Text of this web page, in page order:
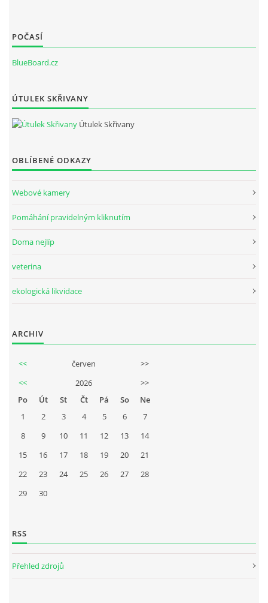
POČASÍ
BlueBoard.cz
ÚTULEK SKŘIVANY
Útulek Skřivany
OBLÍBENÉ ODKAZY
Webové kamery
Pomáhání pravidelným kliknutím
Doma nejlíp
veterina
ekologická likvidace
ARCHIV
<< červen
>>
<<
2026
>>
Po
Út St Čt Pá So
Ne
1
2 3 4 5 6
7
8
9 10 11 12 13
14
15
16 17 18 19 20
21
22
23 24 25 26 27
28
29
30
RSS
Přehled zdrojů